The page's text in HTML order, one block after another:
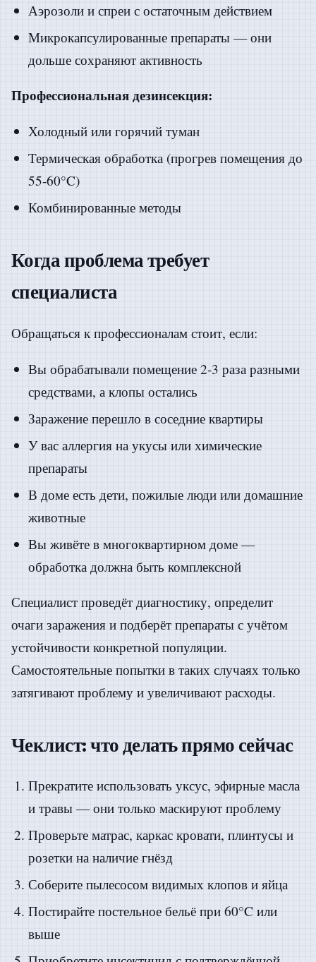
Аэрозоли и спреи с остаточным действием
Микрокапсулированные препараты — они
дольше сохраняют активность
Профессиональная дезинсекция:
Холодный или горячий туман
Термическая обработка (прогрев помещения до
55-60°C)
Комбинированные методы
Когда проблема требует
специалиста
Обращаться к профессионалам стоит, если:
Вы обрабатывали помещение 2-3 раза разными
средствами, а клопы остались
Заражение перешло в соседние квартиры
У вас аллергия на укусы или химические
препараты
В доме есть дети, пожилые люди или домашние
животные
Вы живёте в многоквартирном доме —
обработка должна быть комплексной
Специалист проведёт диагностику, определит
очаги заражения и подберёт препараты с учётом
устойчивости конкретной популяции.
Самостоятельные попытки в таких случаях только
затягивают проблему и увеличивают расходы.
Чеклист: что делать прямо сейчас
Прекратите использовать уксус, эфирные масла
и травы — они только маскируют проблему
Проверьте матрас, каркас кровати, плинтусы и
розетки на наличие гнёзд
Соберите пылесосом видимых клопов и яйца
Постирайте постельное бельё при 60°C или
выше